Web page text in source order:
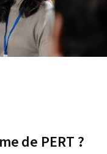
de PERT ?